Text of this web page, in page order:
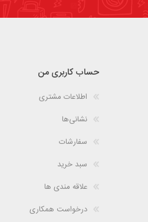
حساب کاربری من
اطلاعات مشتری
نشانی‌ها
سفارشات
سبد خرید
علاقه مندی ها
درخواست همکاری